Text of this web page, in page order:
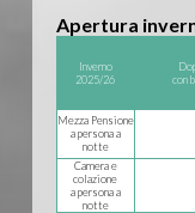
Apertura
Inverno
2025/26
con
Mezza Pensione
a persona a
notte
Camera e
colazione
a persona a
notte